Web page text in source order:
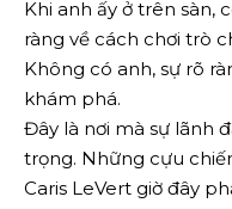
Khi anh ấy ở trên sàn,
ràng về cách chơi trò
Không có anh, sự rõ
khám phá.
Đây là nơi mà sự lãnh
trọng. Những cựu
Caris LeVert giờ đây